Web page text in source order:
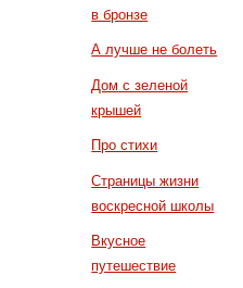
в бронзе
А лучше не болеть
Дом с зеленой
крышей
Про стихи
Страницы жизни
воскресной школы
Вкусное
путешествие